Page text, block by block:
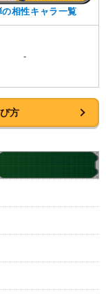
の相性キャラ一覧
-
方